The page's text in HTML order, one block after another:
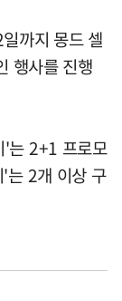
까지 몽드 셀
행사를 진행
'는 2+1 프로모
는 2개 이상 구